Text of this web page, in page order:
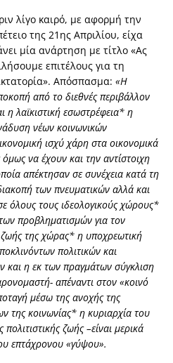
λίγο καιρό, με αφορμή την
της 21ης Απριλίου, είχα
μία ανάρτηση με τίτλο «Ας
επιτέλους για τη
Απόσπασμα: «Η
από το διεθνές περιβάλλον
η λαϊκιστική εσωστρέφεια* η
νέων κοινωνικών
ισχύ χάρη στα οικονομικά
να έχουν και την αντίστοιχη
απέκτησαν σε συνέχεια κατά τη
των πνευματικών αλλά και
όλους τους ιδεολογικούς χώρους*
προβληματισμών για τον
ζωής της χώρας* η υποχρεωτική
πολιτικών και
και η εκ των πραγμάτων σύγκλιση
απέναντι στον «κοινό
μέσω της ανοχής της
της κοινωνίας* η κυριαρχία του
ζωής –είναι μερικά
επτάχρονου «γύψου».